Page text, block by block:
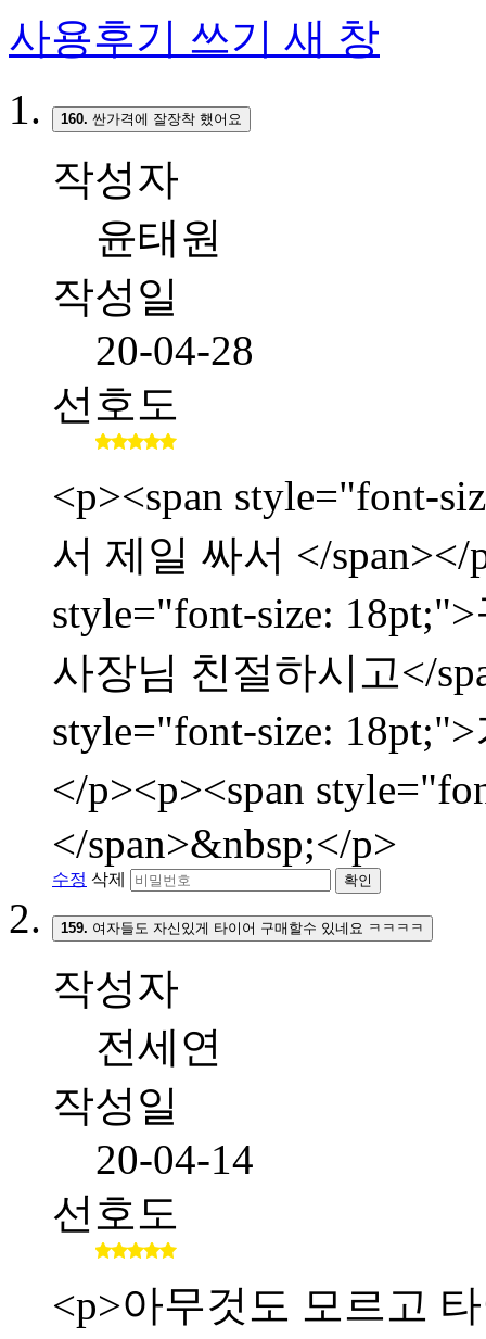
사용후기 쓰기 새 창
160. 싼가격에 잘장착 했어요
작성자
윤태원
작성일
20-04-28
선호도
<p><span style="font-
서 제일 싸서 </span></
style="font-size:
사장님 친절하시고</
style="font-size:
</p><p><span
</span>&nbsp;</p>
수정 삭제 확인
159. 여자들도 자신있게 타이어 구매할수 있네요 ㅋㅋㅋㅋ
작성자
전세연
작성일
20-04-14
선호도
<p>아무것도 모르고